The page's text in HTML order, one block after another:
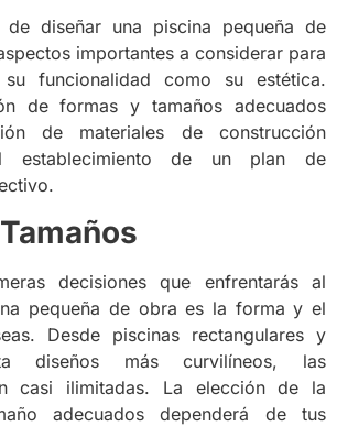
de diseñar una piscina pequeña de
importantes a considerar para
funcionalidad como su estética.
de formas y tamaños adecuados
de materiales de construcción
establecimiento de un plan de
decisiones que enfrentarás al
pequeña de obra es la forma y el
Desde piscinas rectangulares y
diseños más curvilíneos, las
casi ilimitadas. La elección de la
adecuados dependerá de tus